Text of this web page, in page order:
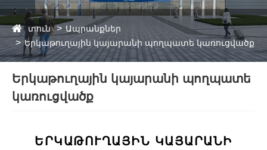
տուն
Ապրանքներ
Երկաթուղային կայարանի պողպատե կառուցվածք
Երկաթուղային կայարանի պողպատե
կառուցվածք
ԵՐԿԱԹՈՒՂԱՅԻՆ ԿԱՅԱՐԱՆԻ